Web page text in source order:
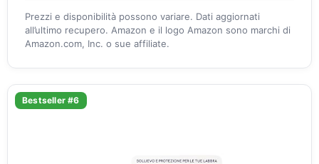
Prezzi e disponibilità possono variare. Dati aggiornati
all’ultimo recupero. Amazon e il logo Amazon sono marchi di
Amazon.com, Inc. o sue affiliate.
Bestseller #6